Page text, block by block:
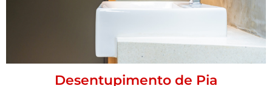
Desentupimento de Pia